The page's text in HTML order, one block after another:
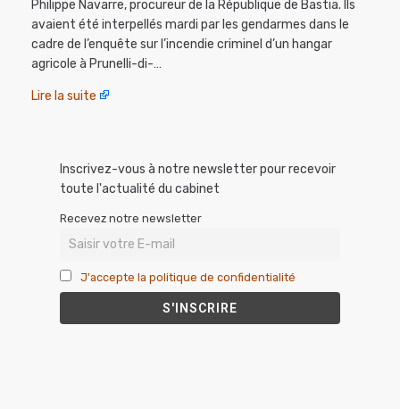
Philippe Navarre, procureur de la République de Bastia. Ils
avaient été interpellés mardi par les gendarmes dans le
cadre de l’enquête sur l’incendie criminel d’un hangar
agricole à Prunelli-di-…
Lire la suite
Inscrivez-vous à notre newsletter pour recevoir
toute l'actualité du cabinet
Recevez notre newsletter
J'accepte la politique de confidentialité